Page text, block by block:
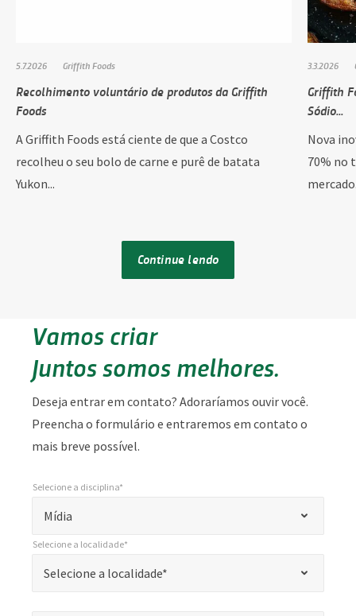
5.7.2026 Griffith Foods
Recolhimento voluntário de produtos da Griffith
Foods
A Griffith Foods está ciente de que a Costco
recolheu o seu bolo de carne e purê de batata
Yukon...
3.3.2026
Griffith
Sódio...
Nova
70% no
Continue lendo
Vamos criar
Juntos somos melhores.
Deseja entrar em contato? Adoraríamos ouvir você.
Preencha o formulário e entraremos em contato o
mais breve possível.
"
indica
Mídia
Selecione a disciplina*
Selecione a localidade*
Selecione a localidade*